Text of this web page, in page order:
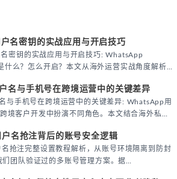
名密钥的实战应用与开启技巧
密钥的实战应用与开启技巧: WhatsApp
什么？怎么开启？本文从海外运营实战角度解析
标客户。
名与手机号在跨境运营中的关键差异
与手机号在跨境运营中的关键差异: WhatsApp用
境客户开发中扮演不同角色。本文结合海外私域
队优化WhatsApp营销策略。
名抢注背后的账号安全逻辑
抢注完整设置教程解析，从账号环境隔离到防封
们团队验证过的多账号管理方案。据